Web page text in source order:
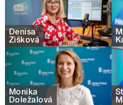
Denisa
Žišková
Monika
Doležalová